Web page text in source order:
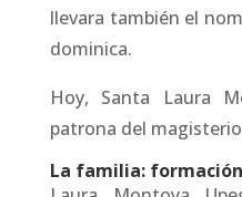
llevara también el
dominica.
Hoy, Santa Laura
patrona del
La familia: